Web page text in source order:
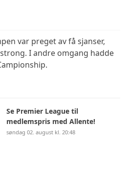
var preget av få sjanser,
I andre omgang hadde
Se Premier League til
medlemspris med Allente!
søndag 02. august kl. 20:48